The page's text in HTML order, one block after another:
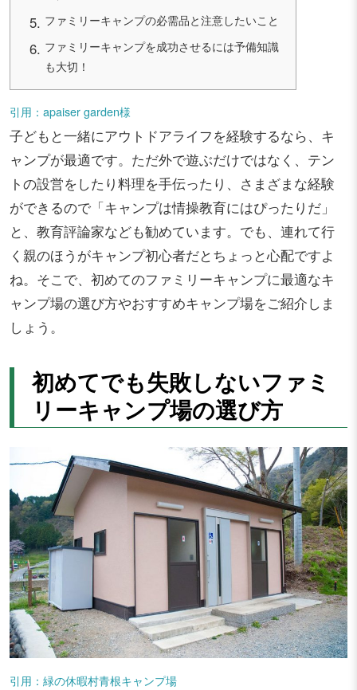
ファミリーキャンプの必需品と注意したいこと
ファミリーキャンプを成功させるには予備知識
も大切！
引用：apaiser garden様
子どもと一緒にアウトドアライフを経験するなら、キ
ャンプが最適です。ただ外で遊ぶだけではなく、テン
トの設営をしたり料理を手伝ったり、さまざまな経験
ができるので「キャンプは情操教育にはぴったりだ」
と、教育評論家なども勧めています。でも、連れて行
く親のほうがキャンプ初心者だとちょっと心配ですよ
ね。そこで、初めてのファミリーキャンプに最適なキ
ャンプ場の選び方やおすすめキャンプ場をご紹介しま
しょう。
初めてでも失敗しないファミ
リーキャンプ場の選び方
引用：緑の休暇村青根キャンプ場